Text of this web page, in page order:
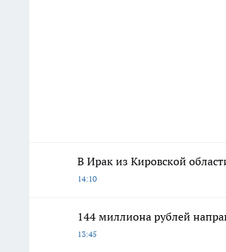
В Ирак из Кировской
14:10
144 миллиона рублей
13:45